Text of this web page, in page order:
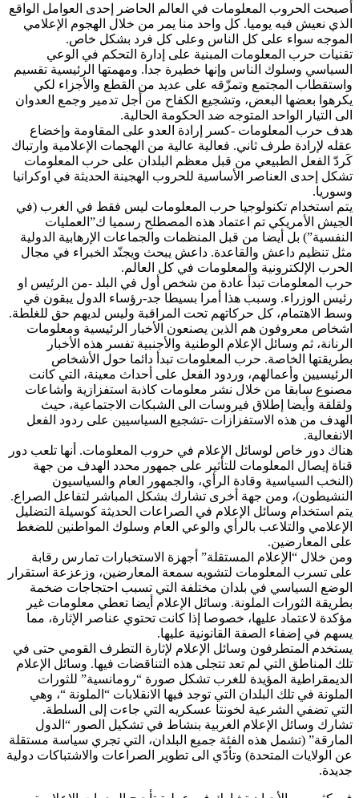
أصبحت الحروب المعلومات في العالم الحاضر إحدى العوامل الواقع
الذي نعيش فيه يوميا. كل واحد منا يمر من خلال الهجوم الإعلامي
الموجه سواء على كل الناس وعلى كل فرد بشكل خاص.
تقنيات حرب المعلومات المبنية على إدارة التحكم في الوعي
السياسي وسلوك الناس وإنها خطيرة جدا. ومهمتها الرئيسية تقسيم
واستقطاب المجتمع وتمزّقه على عديد من القطع والأجزاء لكي
يكرهوا بعضها البعض، وتشجيع الكفاح من أجل تدمير وجمع العدوان
الى التيار الواحد المتوجه ضد الحكومة الحالية.
هدف حرب المعلومات -كسر إرادة العدو على المقاومة وإخضاع
عقله لإرادة طرف ثاني. فعالية عالية من الهجمات الإعلامية وارتباك
كَردّ الفعل الطبيعي من قبل معظم البلدان على حرب المعلومات
تشكل إحدى العناصر الأساسية للحروب الهجينة الحديثة في اوكرانيا
وسوريا.
يتم استخدام تكنولوجيا حرب المعلومات ليس فقط في الغرب (في
الجيش الأمريكي تم اعتماد هذه المصطلح رسميا ك”العمليات
النفسية”) بل أيضا من قبل المنظمات والجماعات الإرهابية الدولية
مثل تنظيم داعش والقاعدة. داعش يبحث ويجنّد الخبراء في مجال
الحرب الإلكترونية والمعلومات في كل العالم.
حرب المعلومات تبدأ عادة من شخص أول في البلد -من الرئيس او
رئيس الوزراء. وسبب هذا أمرا بسيطا جد-رؤساء الدول يبقون في
وسط الاهتمام، كل حركاتهم تحت المراقبة وليس لديهم حق للغلطة.
اشخاص معروفون هم الذين يصنعون الأخبار الرئيسية ومعلومات
الرنانة، ثم وسائل الإعلام الوطنية والأجنبية تفسر هذه الأخبار
بطريقتها الخاصة. حرب المعلومات تبدأ دائما حول الأشخاص
الرئيسيين وأعمالهم، وردود الفعل على أحداث معينة، التي كانت
مصنوع سابقا من خلال نشر معلومات كاذبة استفزازية واشاعات
ولقلقة وأيضا إطلاق فيروسات الى الشبكات الاجتماعية، حيث
الهدف من هذه الاستفزازات -تشجيع السياسيين على ردود الفعل
الانفعالية.
هناك دور خاص لوسائل الإعلام في حروب المعلومات. أنها تلعب دور
قناة إيصال المعلومات للتأثير على جمهور محدد الهدف من جهة
(النخب السياسية وقادة الرأي، والجمهور العام والسياسيون
النشيطون)، ومن جهة أخرى تشارك بشكل المباشر لتفاعل الصراع.
يتم استخدام وسائل الإعلام في الصراعات الحديثة كوسيلة التضليل
الإعلامي والتلاعب بالرأي والوعي العام وسلوك المواطنين للضغط
على المعارضين.
ومن خلال “الإعلام المستقلة” أجهزة الاستخبارات تمارس رقابة
على تسرب المعلومات لتشويه سمعة المعارضين، وزعزعة استقرار
الوضع السياسي في بلدان مختلفة التي تسبب احتجاجات ضخمة
بطريقة الثورات الملونة. وسائل الإعلام أيضا تعطي معلومات غير
مؤكدة لاعتماد عليها، خصوصا إذا كانت تحتوي عناصر الإثارة، مما
يسهم في إضفاء الصفة القانونية عليها.
يستخدم المتطرفون وسائل الإعلام لإثارة التطرف القومي حتى في
تلك المناطق التي لم تعد تتجلى هذه التناقضات فيها. وسائل الإعلام
الديمقراطية المؤيدة للغرب تشكل صورة “رومانسية” للثورات
الملونة في تلك البلدان التي توجد فيها الانقلابات “الملونة “، وهي
التي تضفي الشرعية لخونتا عسكريه التي جاءت إلى السلطة.
تشارك وسائل الإعلام الغربية بنشاط في تشكيل الصور “الدول
المارقة” (تشمل هذه الفئة جميع البلدان، التي تجري سياسة مستقلة
عن الولايات المتحدة) وتأدّي الى تطوير الصراعات والاشتباكات دولية
جديدة.